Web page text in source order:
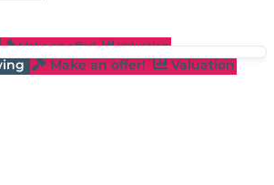
Make an offer! Valuation
Make an offer!
Valuation